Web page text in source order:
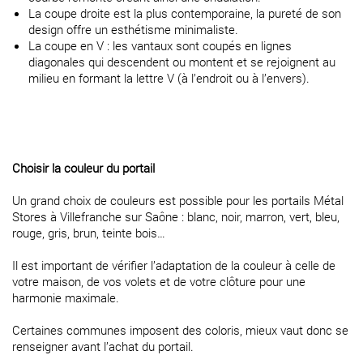
La coupe droite est la plus contemporaine, la pureté de son
design offre un esthétisme minimaliste.
La coupe en V : les vantaux sont coupés en lignes
diagonales qui descendent ou montent et se rejoignent au
milieu en formant la lettre V (à l’endroit ou à l’envers).
Choisir la couleur du portail
Un grand choix de couleurs est possible pour les portails Métal
Stores à Villefranche sur Saône : blanc, noir, marron, vert, bleu,
rouge, gris, brun, teinte bois…
Il est important de vérifier l’adaptation de la couleur à celle de
votre maison, de vos volets et de votre clôture pour une
harmonie maximale.
Certaines communes imposent des coloris, mieux vaut donc se
renseigner avant l’achat du portail.